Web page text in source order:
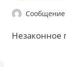
Сообщение
Незаконное